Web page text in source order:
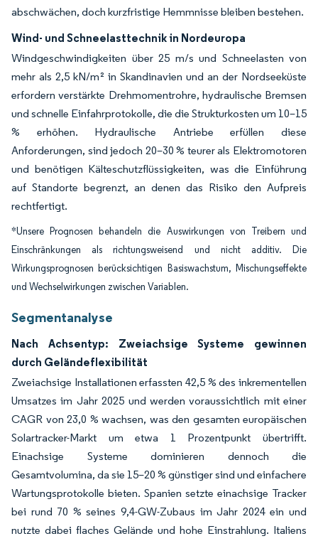
abschwächen, doch kurzfristige Hemmnisse bleiben bestehen.
Wind- und Schneelasttechnik in Nordeuropa
Windgeschwindigkeiten über 25 m/s und Schneelasten von
mehr als 2,5 kN/m² in Skandinavien und an der Nordseeküste
erfordern verstärkte Drehmomentrohre, hydraulische Bremsen
und schnelle Einfahrprotokolle, die die Strukturkosten um 10–15
% erhöhen. Hydraulische Antriebe erfüllen diese
Anforderungen, sind jedoch 20–30 % teurer als Elektromotoren
und benötigen Kälteschutzflüssigkeiten, was die Einführung
auf Standorte begrenzt, an denen das Risiko den Aufpreis
rechtfertigt.
*Unsere Prognosen behandeln die Auswirkungen von Treibern und
Einschränkungen als richtungsweisend und nicht additiv. Die
Wirkungsprognosen berücksichtigen Basiswachstum, Mischungseffekte
und Wechselwirkungen zwischen Variablen.
Segmentanalyse
Nach Achsentyp: Zweiachsige Systeme gewinnen
durch Geländeflexibilität
Zweiachsige Installationen erfassten 42,5 % des inkrementellen
Umsatzes im Jahr 2025 und werden voraussichtlich mit einer
CAGR von 23,0 % wachsen, was den gesamten europäischen
Solartracker-Markt um etwa 1 Prozentpunkt übertrifft.
Einachsige Systeme dominieren dennoch die
Gesamtvolumina, da sie 15–20 % günstiger sind und einfachere
Wartungsprotokolle bieten. Spanien setzte einachsige Tracker
bei rund 70 % seines 9,4-GW-Zubaus im Jahr 2024 ein und
nutzte dabei flaches Gelände und hohe Einstrahlung. Italiens